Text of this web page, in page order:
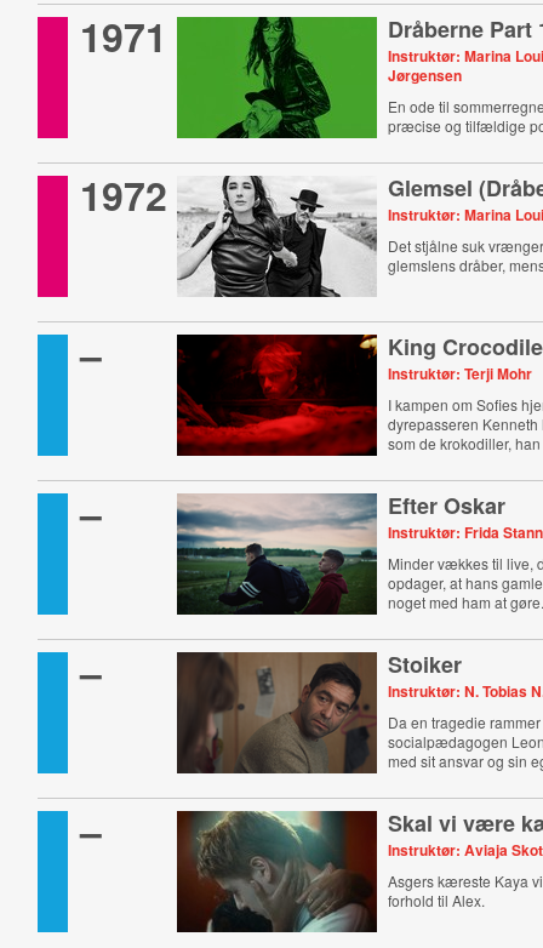
1971 Dråberne Part
Instruktør: Marina
Jørgensen
En ode til
præcise og tilfældige
1972 Glemsel
Instruktør: Marina
Det stjålne suk
glemslens dråber,
– King Crocodile
Instruktør: Terji Mohr
I kampen om Sofies
dyrepasseren
som de krokodiller,
– Efter Oskar
Instruktør: Frida
Minder vækkes til live,
opdager, at hans
noget med ham at
– Stoiker
Instruktør: N. Tobias
Da en tragedie
socialpædagogen
med sit ansvar og sin
– Skal vi være
Instruktør: Aviaja
Asgers kæreste Kaya
forhold til Alex.